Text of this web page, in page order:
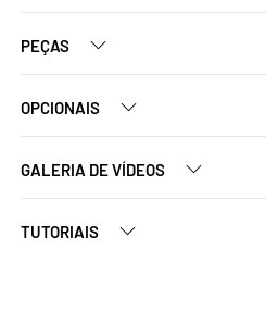
PEÇAS
OPCIONAIS
GALERIA DE VÍDEOS
TUTORIAIS